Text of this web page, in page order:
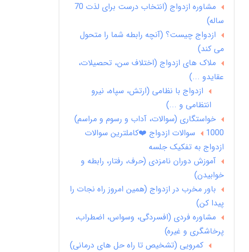
مشاوره ازدواج (انتخاب درست برای لذت 70
ساله)
ازدواج چیست؟ (آنچه رابطه شما را متحول
می کند)
ملاک های ازدواج (اختلاف سن، تحصیلات،
عقایدو ...)
ازدواج با نظامی (ارتش، سپاه، نیرو
انتظامی و ...)
خواستگاری (سوالات، آداب و رسوم و مراسم)
1000 سوالات ازدواج ❤️کاملترین سوالات
ازدواج به تفکیک جلسه
آموزش دوران نامزدی (حرف، رفتار، رابطه و
خوابیدن)
باور مخرب در ازدواج (همین امروز راه نجات را
پیدا کن)
مشاوره فردی (افسردگی، وسواس، اضطراب،
پرخاشگری و غیره)
کمرویی (تشخیص تا راه حل های درمانی)